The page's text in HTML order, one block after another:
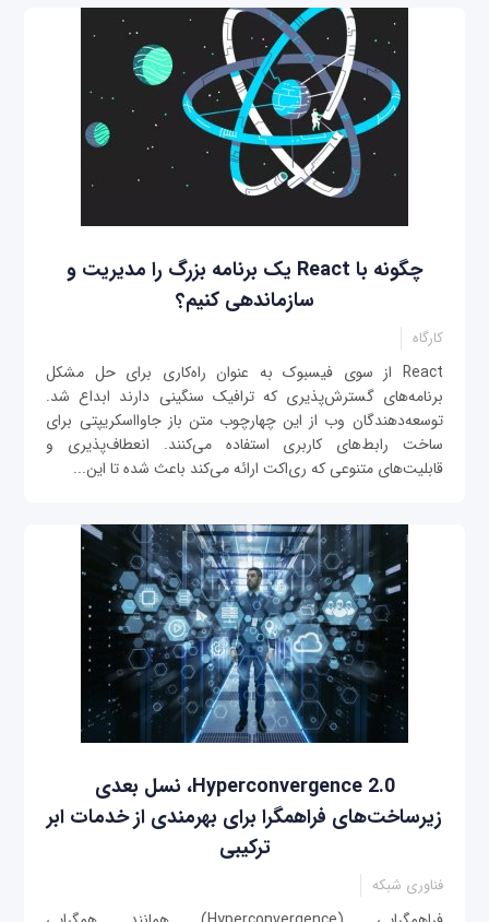
چگونه با React یک برنامه بزرگ را مدیریت و
سازماند‌هی کنیم؟
کارگاه
React از سوی فیسبوک به عنوان راه‌کاری برای حل مشکل
برنامه‌های گسترش‌پذیری که ترافیک سنگینی دارند ابداع شد.
توسعه‌دهندگان وب از این چهارچوب متن باز جاوااسکریپتی برای
ساخت رابط‌های کاربری استفاده می‌کنند. انعطاف‌پذیری و
قابلیت‌های متنوعی که ری‌اکت ارائه می‌کند باعث شده تا این...
Hyperconvergence 2.0، نسل بعدی
زیرساخت‌های فراهمگرا برای بهرمندی از خدمات ابر
ترکیبی
فناوری شبکه